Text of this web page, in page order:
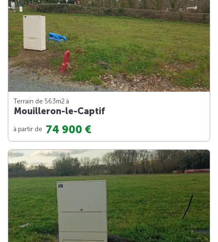
Terrain de 563m2 à
Mouilleron-le-Captif
à partir de 74 900 €